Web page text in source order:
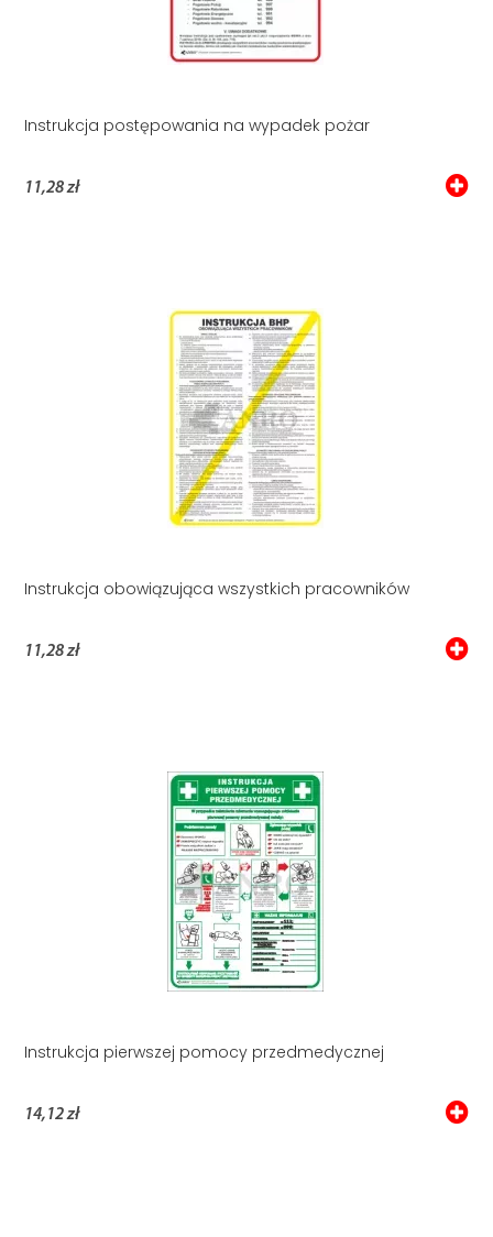
Instrukcja postępowania na wypadek pożar
11,28 zł
Instrukcja obowiązująca wszystkich pracowników
11,28 zł
Instrukcja pierwszej pomocy przedmedycznej
14,12 zł